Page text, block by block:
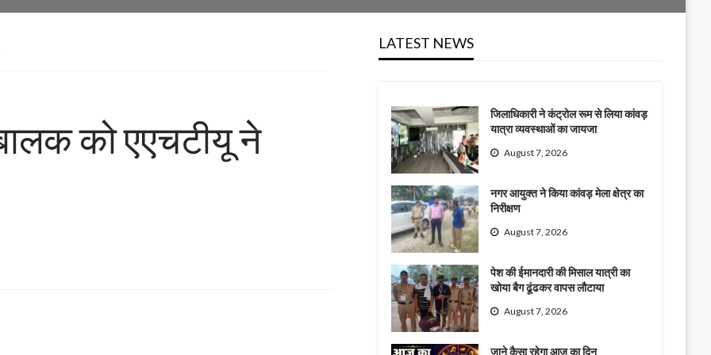
को एएचटीयू ने
LATEST NEWS
जिलाधिकारी ने कंट्रोल रूम से लिया कांवड़
यात्रा व्यवस्थाओं का जायजा
August 7, 2026
नगर आयुक्त ने किया कांवड़ मेला क्षेत्र का
निरीक्षण
August 7, 2026
पेश की ईमानदारी की मिसाल यात्री का
खोया बैग ढूंढकर वापस लौटाया
August 7, 2026
जाने कैसा रहेगा आज का दिन